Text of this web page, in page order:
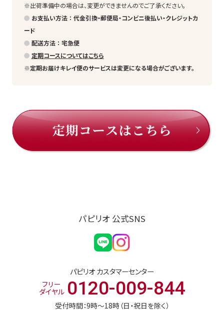
※出荷準備中の場合は、変更ができませんのでご了承ください。
● お支払い方法 ： 代金引換・郵便局・コンビニ後払い・クレジットカ
ード
● 配送方法 ： 宅急便
● 定期コースについてはこちら
※定期お届けキレイ便のサービスは変更になる場合がございます。
パピリオ 公式SNS
パピリオ カスタマーセンター
受付時間：9時〜18時（日・祝日を除く）
フリー
ダイヤル 0120-009-844